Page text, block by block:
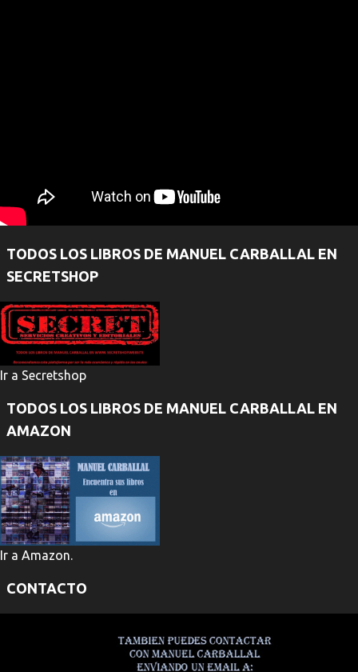
TODOS LOS LIBROS DE MANUEL CARBALLAL EN
SECRETSHOP
Ir a Secretshop
TODOS LOS LIBROS DE MANUEL CARBALLAL EN
AMAZON
Ir a Amazon.
CONTACTO